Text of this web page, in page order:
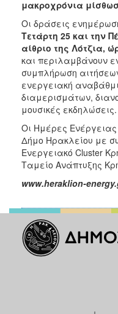
μακροχρόνια
Οι δράσεις
Τετάρτη 25 και την
αίθριο της Λότζια,
και περιλαμβάνουν
συμπλήρωση
ενεργειακή
διαμερισμάτων,
μουσικές εκδηλώσεις.
Οι Ημέρες
Δήμο Ηρακλείου με
Ενεργειακό Cluster
Ταμείο Ανάπτυξης
www.heraklion-energy.